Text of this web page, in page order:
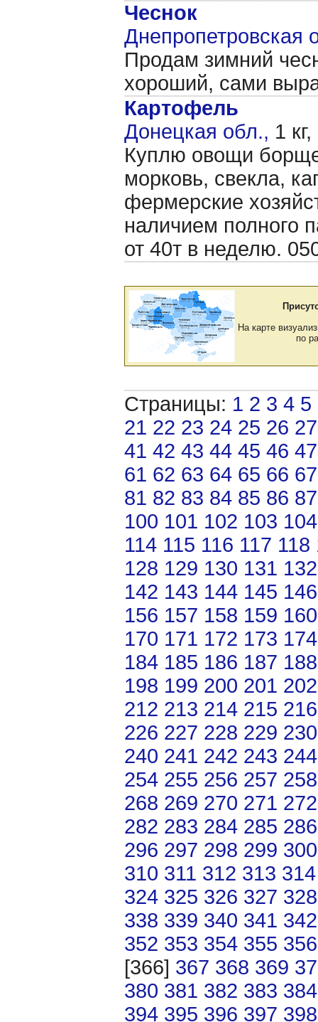
Чеснок
Днепропетровская
Продам зимний
хороший, сами
Картофель
Донецкая обл., 1 кг,
Куплю овощи
морковь, свекла,
фермерские
наличием полного
от 40т в неделю.
На карте
по
Страницы: 1 2 3 4 5
21 22 23 24 25 26 27
41 42 43 44 45 46 47
61 62 63 64 65 66 67
81 82 83 84 85 86 87
100 101 102 103 104
114 115 116 117 118
128 129 130 131 132
142 143 144 145 146
156 157 158 159 160
170 171 172 173 174
184 185 186 187 188
198 199 200 201 202
212 213 214 215 216
226 227 228 229 230
240 241 242 243 244
254 255 256 257 258
268 269 270 271 272
282 283 284 285 286
296 297 298 299 300
310 311 312 313 314
324 325 326 327 328
338 339 340 341 342
352 353 354 355 356
[366] 367 368 369
380 381 382 383 384
394 395 396 397 398